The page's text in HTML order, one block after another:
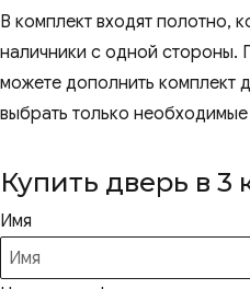
В комплект входят полотно,
наличники с одной стороны.
можете дополнить комплект
выбрать только
Купить дверь в 3
Имя